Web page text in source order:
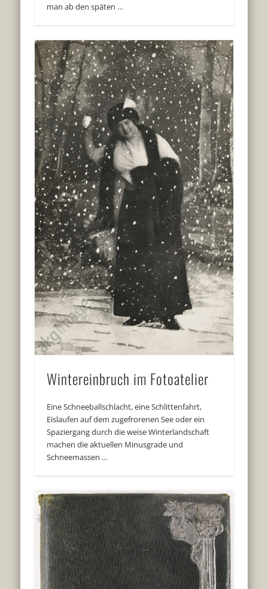
man ab den späten …
Wintereinbruch im Fotoatelier
Eine Schneeballschlacht, eine Schlittenfahrt,
Eislaufen auf dem zugefrorenen See oder ein
Spaziergang durch die weise Winterlandschaft
machen die aktuellen Minusgrade und
Schneemassen …